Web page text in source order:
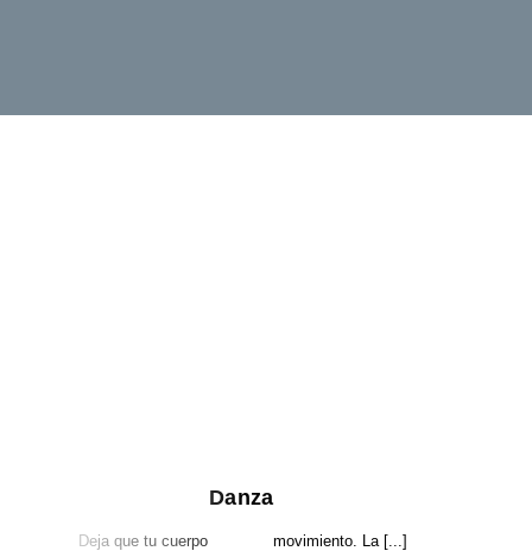
Danza
Deja que tu cuerpo
movimiento. La [...]